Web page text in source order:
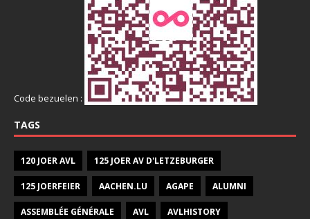
Code bezuelen :
TAGS
120 JOER AVL 125 JOER AV D'LETZEBURGER
125 JOERFEIER AACHEN.LU AGAPE ALUMNI
ASSEMBLÉE GÉNÉRALE AVL AVLHISTORY